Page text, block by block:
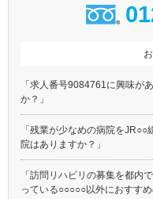
「求人番号9084761に興味が
か？」
「残業が少なめの病院を
院はありますか？」
「訪問リハビリの募集を都内
っている○○○○○以外におすす